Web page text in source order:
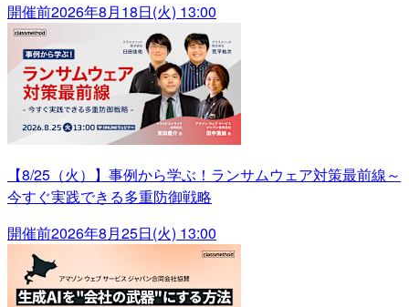
開催前2026年8月18日(火) 13:00
【8/25（火）】事例から学ぶ！ランサムウェア対策最前線～
今すぐ実践できる多重防御戦略
開催前2026年8月25日(火) 13:00